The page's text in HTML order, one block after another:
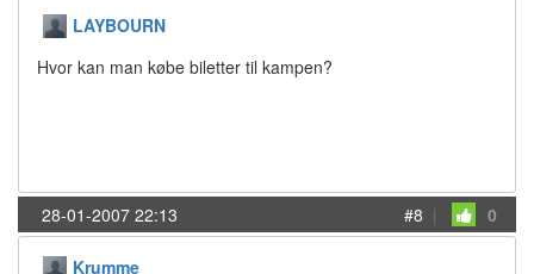
LAYBOURN
Hvor kan man købe biletter til kampen?
28-01-2007 22:13 #8 | 0
Krumme